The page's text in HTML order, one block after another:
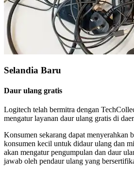
Selandia Baru
Daur ulang gratis
Logitech telah bermitra dengan
mengatur layanan daur ulang gratis di
Konsumen sekarang dapat menyerahkan
konsumen kecil untuk didaur ulang dan
akan mengatur pengumpulan dan daur
jawab oleh pendaur ulang yang